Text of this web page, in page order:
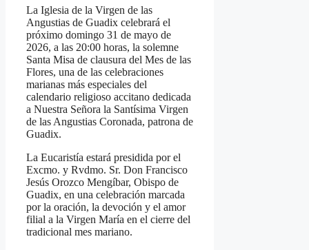
La Iglesia de la Virgen de las
Angustias de Guadix celebrará el
próximo domingo 31 de mayo de
2026, a las 20:00 horas, la solemne
Santa Misa de clausura del Mes de las
Flores, una de las celebraciones
marianas más especiales del
calendario religioso accitano dedicada
a Nuestra Señora la Santísima Virgen
de las Angustias Coronada, patrona de
Guadix.
La Eucaristía estará presidida por el
Excmo. y Rvdmo. Sr. Don Francisco
Jesús Orozco Mengíbar, Obispo de
Guadix, en una celebración marcada
por la oración, la devoción y el amor
filial a la Virgen María en el cierre del
tradicional mes mariano.